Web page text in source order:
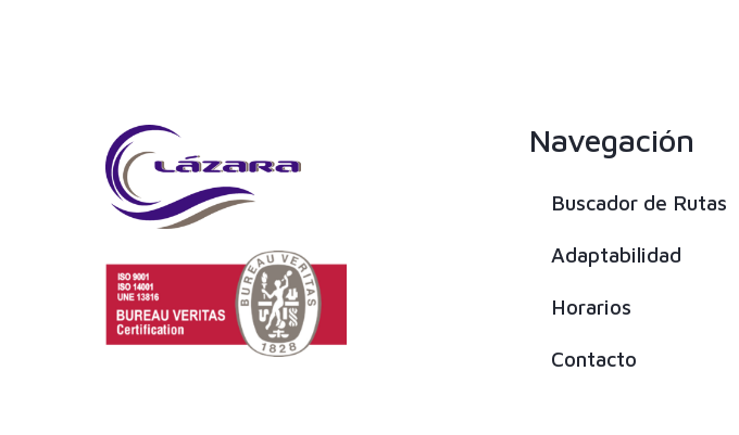
Navegación
Buscador de Rutas
Adaptabilidad
Horarios
Contacto